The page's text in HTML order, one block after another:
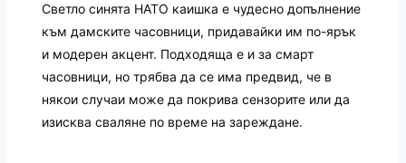
Светло синята НАТО каишка е чудесно допълнение
към дамските часовници, придавайки им по-ярък
и модерен акцент. Подходяща е и за смарт
часовници, но трябва да се има предвид, че в
някои случаи може да покрива сензорите или да
изисква сваляне по време на зареждане.